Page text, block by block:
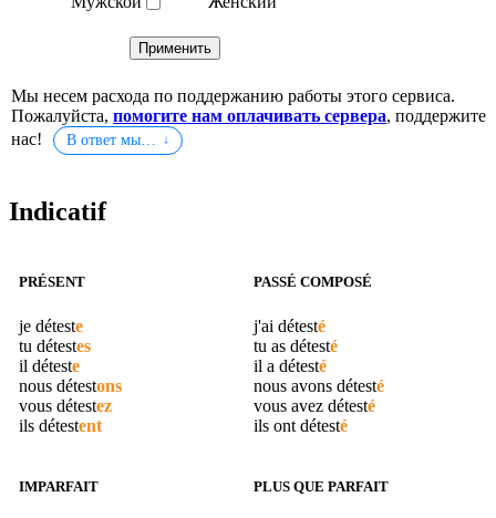
Мы несем расхода по поддержанию работы этого сервиса.
Пожалуйста, помогите нам оплачивать сервера, поддержите
нас!
В ответ мы…
Indicatif
PRÉSENT
je déteste
tu détestes
il déteste
nous détestons
vous détestez
ils détestent
PASSÉ COMPOSÉ
j'ai détesté
tu as détesté
il a détesté
nous avons détesté
vous avez détesté
ils ont détesté
IMPARFAIT PLUS QUE PARFAIT